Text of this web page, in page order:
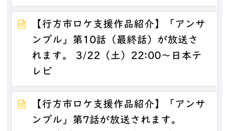
【行方市ロケ支援作品紹介】「アンサ
ンブル」第10話（最終話）が放送さ
れます。 3/22（土）22:00～日本テ
レビ
【行方市ロケ支援作品紹介】「アンサ
ンブル」第7話が放送されます。